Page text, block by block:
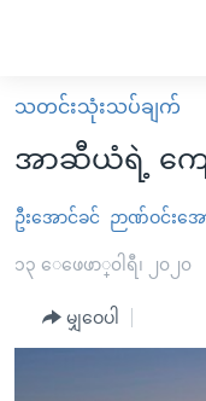
လွယ်ကူ
စေ
Link
များ
အကြောင်းအရာ
မူလစာမျက်နှာ
မြန်မာ
ကမ္ဘာ့သတင်းများ
နိုင်ငံတကာ
တရုတ်
ဗွီဒီယို
ရပ်ဝန်းတခု လမ်းတခု
သတင်းသုံးသပ်ချက်
အာဆီယံရဲ့ ကျေ
ဦးအောင်ခင် ဉာဏ်ဝင်းအေ
၁၃ ေဖေဖာ္၀ါရီ၊ ၂၀၂၀
မျှဝေပါ